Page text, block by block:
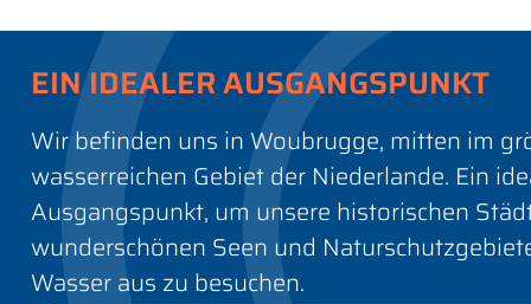
EIN IDEALER AUSGANGSPUNKT
Wir befinden uns in Woubrugge, mitten im
wasserreichen Gebiet der Niederlande. Ein
Ausgangspunkt, um unsere historischen
wunderschönen Seen und
Wasser aus zu besuchen.